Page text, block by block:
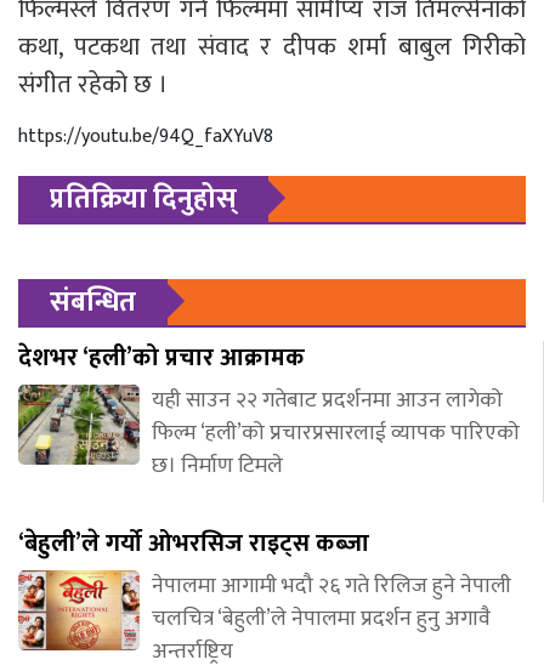
फिल्मस्ले वितरण गर्ने फिल्ममा सामीप्य राज तिमल्सेनाको
कथा, पटकथा तथा संवाद र दीपक शर्मा बाबुल गिरीको
संगीत रहेको छ ।
https://youtu.be/94Q_faXYuV8
प्रतिक्रिया दिनुहोस्
संबन्धित
देशभर ‘हली’को प्रचार आक्रामक
यही साउन २२ गतेबाट प्रदर्शनमा आउन लागेको
फिल्म ‘हली’को प्रचारप्रसारलाई व्यापक पारिएको
छ। निर्माण टिमले
‘बेहुली’ले गर्यो ओभरसिज राइट्स कब्जा
नेपालमा आगामी भदौ २६ गते रिलिज हुने नेपाली
चलचित्र ‘बेहुली’ले नेपालमा प्रदर्शन हुनु अगावै
अन्तर्राष्ट्रिय